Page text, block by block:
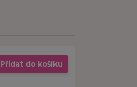
Přidat do košíku